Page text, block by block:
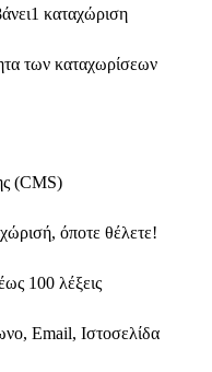
καταχώριση
των καταχωρίσεων
(CMS)
όποτε θέλετε!
100 λέξεις
Email, Ιστοσελίδα